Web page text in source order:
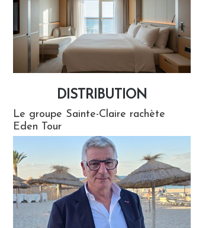
DISTRIBUTION
Le groupe Sainte-Claire rachète
Eden Tour